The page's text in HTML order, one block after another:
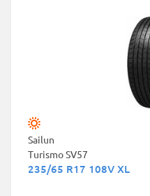
Sailun
Turismo SV57
235/65 R17 108V XL